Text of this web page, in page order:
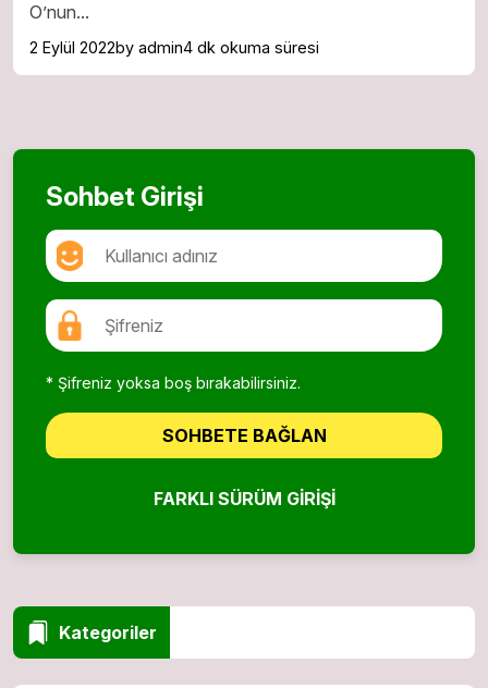
O’nun...
2 Eylül 2022by admin4 dk okuma süresi
Sohbet Girişi
* Şifreniz yoksa boş bırakabilirsiniz.
SOHBETE BAĞLAN
FARKLI SÜRÜM GIRIŞI
Kategoriler